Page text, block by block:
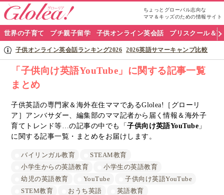
ちょっとグローバル志向な
ママ＆キッズのための情報サイト
グ
ロ
ア
ナ
ビ
世界の子育て プチ親子留学 子供オンライン英会話 プリスクール＆
子供オンライン英会話ランキング2026 2026英語サマーキャンプ比較
「子供向け英語YouTube」に関する記事一覧
まとめ
子供英語の専門家＆海外在住ママであるGlolea!［グローリ
ア］アンバサダー、編集部のママ記者から届く情報＆海外子
育てトレンド等…の記事の中でも「子供向け英語YouTube 」
に関する記事一覧・まとめをお届けします。
バイリンガル教育
STEAM教育
小学生からの英語教育
小学生の英語教育
幼児の英語教育
YouTube
子供向け英語YouTube
STEM教育
おうち英語
英語教育